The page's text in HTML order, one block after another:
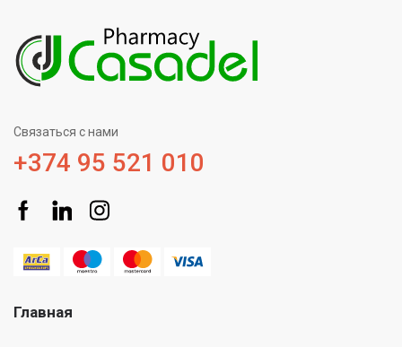
Связаться с нами
+374 95 521 010
Главная